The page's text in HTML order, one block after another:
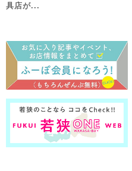
具店が...